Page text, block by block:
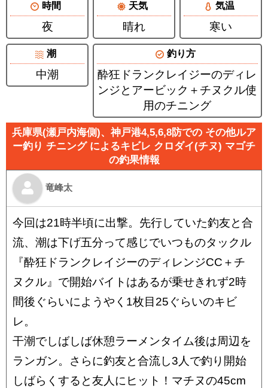
時間
夜
天気
晴れ
気温
寒い
潮
中潮
釣り方
酔狂ドランクレイジーのディレ
ンジとアービック＋チヌクル使
用のチニング
兵庫県(瀬戸内海側)、神戸港4,5,6,8防での その他ルア
ー釣り チニング によるキビレ クロダイ(チヌ) マゴチ
の釣果情報
竜峰太
今回は21時半頃に出撃。先行していた釣友と合
流、潮は下げ五分って感じでいつものタックル
『酔狂ドランクレイジーのディレンジCC＋チ
ヌクル』で開始バイトはあるが乗せきれず2時
間後ぐらいにようやく1枚目25ぐらいのキビ
レ。
干潮でしばしば休憩ラーメンタイム後は周辺を
ランガン。さらに釣友と合流し3人で釣り開始
しばらくすると友人にヒット！マチヌの45cm